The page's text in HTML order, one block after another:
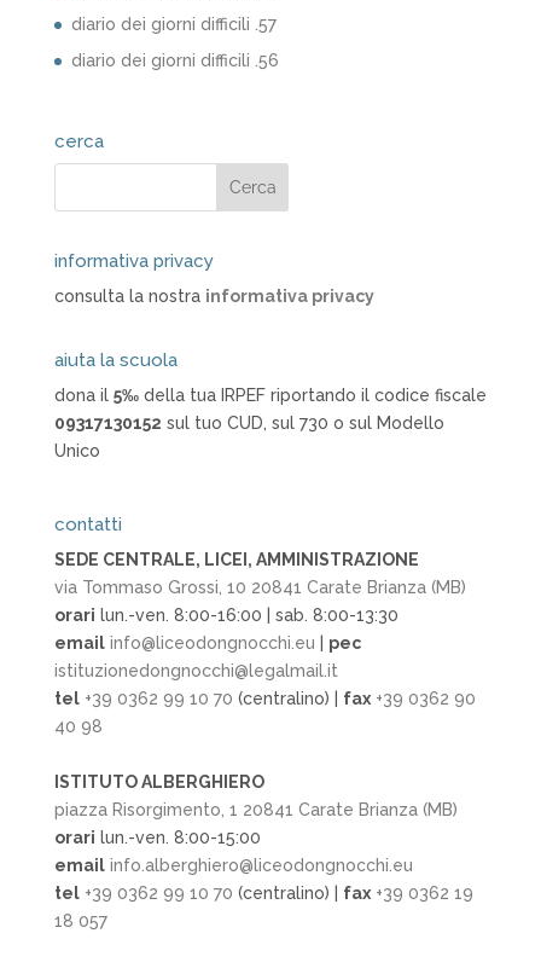
diario dei giorni difficili .57
diario dei giorni difficili .56
cerca
informativa privacy
consulta la nostra informativa privacy
aiuta la scuola
dona il 5‰della tua IRPEF riportando il codice fiscale
09317130152 sul tuo CUD, sul 730 o sul Modello
Unico
contatti
SEDE CENTRALE, LICEI, AMMINISTRAZIONE
via Tommaso Grossi, 10 20841 Carate Brianza (MB)
orari lun.-ven. 8:00-16:00 | sab. 8:00-13:30
email info@liceodongnocchi.eu | pec
istituzionedongnocchi@legalmail.it
tel +39 0362 99 10 70 (centralino) | fax +39 0362 90
40 98
ISTITUTO ALBERGHIERO
piazza Risorgimento, 1 20841 Carate Brianza (MB)
orari lun.-ven. 8:00-15:00
email info.alberghiero@liceodongnocchi.eu
tel +39 0362 99 10 70 (centralino) | fax +39 0362 19
18 057